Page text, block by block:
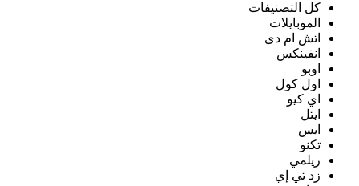
كل التصنيفات
الموبايلات
اتش ام دى
انفينكس
اوبو
اول كول
اي كيو
ايتل
ايس
تكنو
ريلمي
زد تي إي